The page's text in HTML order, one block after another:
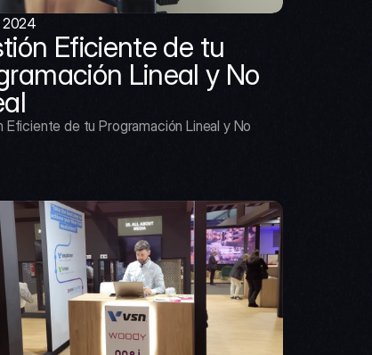
2024
Eficiente de tu
Lineal y No
Eficiente de tu Programación Lineal y No